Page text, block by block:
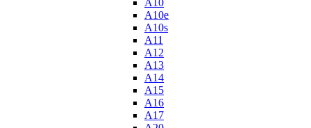
A10
A10e
A10s
A11
A12
A13
A14
A15
A16
A17